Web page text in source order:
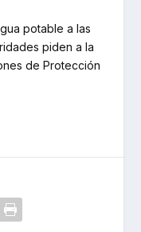
potable a las
piden a la
de Protección